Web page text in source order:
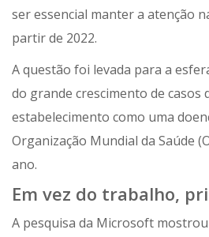
ser essencial manter a atenção
partir de 2022.
A questão foi levada para a
do grande crescimento de casos
estabelecimento como uma
Organização Mundial da Saúde
ano.
Em vez do trabalho,
A pesquisa da Microsoft